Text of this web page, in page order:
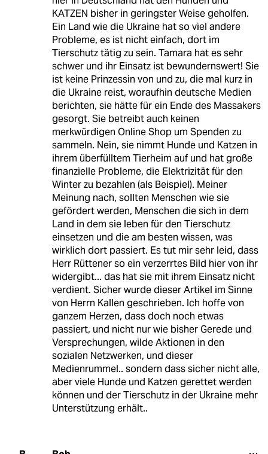
KATZEN bisher in geringster Weise geholfen.
Ein Land wie die Ukraine hat so viel andere
Probleme, es ist nicht einfach, dort im
Tierschutz tätig zu sein. Tamara hat es sehr
schwer und ihr Einsatz ist bewundernswert! Sie
ist keine Prinzessin von und zu, die mal kurz in
die Ukraine reist, woraufhin deutsche Medien
berichten, sie hätte für ein Ende des Massakers
gesorgt. Sie betreibt auch keinen
merkwürdigen Online Shop um Spenden zu
sammeln. Nein, sie nimmt Hunde und Katzen in
ihrem überfülltem Tierheim auf und hat große
finanzielle Probleme, die Elektrizität für den
Winter zu bezahlen (als Beispiel). Meiner
Meinung nach, sollten Menschen wie sie
gefördert werden, Menschen die sich in dem
Land in dem sie leben für den Tierschutz
einsetzen und die am besten wissen, was
wirklich dort passiert. Es tut mir sehr leid, dass
Herr Rüttener so ein verzerrtes Bild hier von ihr
widergibt... das hat sie mit ihrem Einsatz nicht
verdient. Sicher wurde dieser Artikel im Sinne
von Herrn Kallen geschrieben. Ich hoffe von
ganzem Herzen, dass doch noch etwas
passiert, und nicht nur wie bisher Gerede und
Versprechungen, wilde Aktionen in den
sozialen Netzwerken, und dieser
Medienrummel.. sondern dass sicher nicht alle,
aber viele Hunde und Katzen gerettet werden
können und der Tierschutz in der Ukraine mehr
Unterstützung erhält..